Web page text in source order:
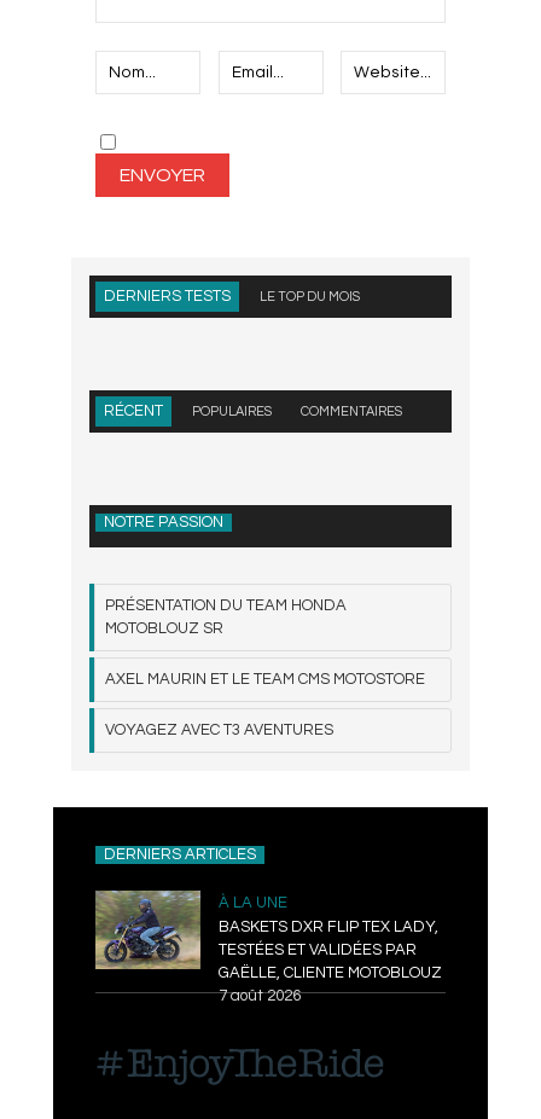
DERNIERS TESTS LE TOP DU MOIS
RÉCENT POPULAIRES COMMENTAIRES
NOTRE PASSION
PRÉSENTATION DU TEAM HONDA
MOTOBLOUZ SR
AXEL MAURIN ET LE TEAM CMS MOTOSTORE
VOYAGEZ AVEC T3 AVENTURES
DERNIERS ARTICLES
À LA UNE
BASKETS DXR FLIP TEX LADY,
TESTÉES ET VALIDÉES PAR
GAËLLE, CLIENTE MOTOBLOUZ
7 août 2026